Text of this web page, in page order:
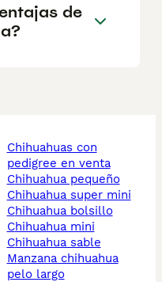
de
chihuahuas con
pedigree en venta
chihuahua pequeño
chihuahua super mini
chihuahua bolsillo
chihuahua mini
chihuahua sable
manzana chihuahua
pelo largo